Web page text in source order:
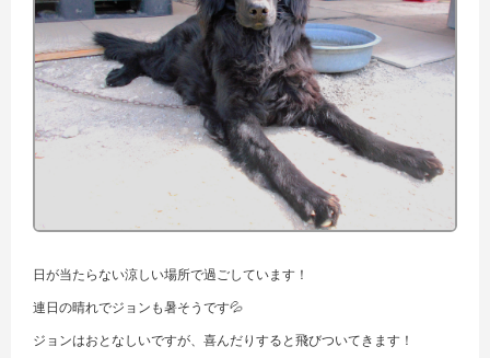
日が当たらない涼しい場所で過ごしています！
連日の晴れでジョンも暑そうです💦
ジョンはおとなしいですが、喜んだりすると飛びついてきます！